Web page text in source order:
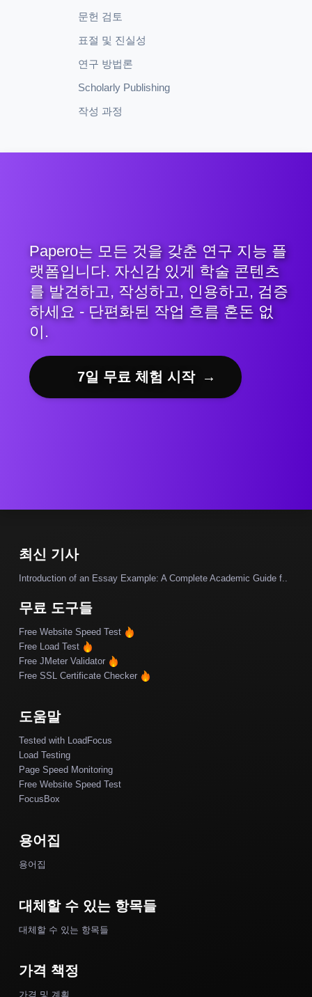
문헌 검토
표절 및 진실성
연구 방법론
Scholarly Publishing
작성 과정
Papero는 모든 것을 갖춘 연구 지능 플
랫폼입니다. 자신감 있게 학술 콘텐츠
를 발견하고, 작성하고, 인용하고, 검증
하세요 - 단편화된 작업 흐름 혼돈 없
이.
7일 무료 체험 시작 →
최신 기사
Introduction of an Essay Example: A Complete Academic Guide f..
무료 도구들
Free Website Speed Test
Free Load Test
Free JMeter Validator
Free SSL Certificate Checker
도움말
Tested with LoadFocus
Load Testing
Page Speed Monitoring
Free Website Speed Test
FocusBox
용어집
용어집
대체할 수 있는 항목들
대체할 수 있는 항목들
가격 책정
가격 및 계획